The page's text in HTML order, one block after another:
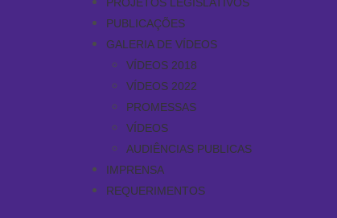
PUBLICAÇÕES
GALERIA DE VÍDEOS
VÍDEOS 2018
VÍDEOS 2022
PROMESSAS
VÍDEOS
AUDIÊNCIAS PUBLICAS
IMPRENSA
REQUERIMENTOS